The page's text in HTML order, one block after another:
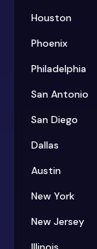
Houston
Phoenix
Philadelphia
San Antonio
San Diego
Dallas
Austin
New York
New Jersey